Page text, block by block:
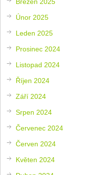
Únor 2025
Leden 2025
Prosinec 2024
Listopad 2024
Říjen 2024
Září 2024
Srpen 2024
Červenec 2024
Červen 2024
Květen 2024